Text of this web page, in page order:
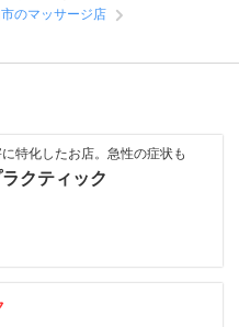
のマッサージ店
特化したお店。急性の症状も
クティック